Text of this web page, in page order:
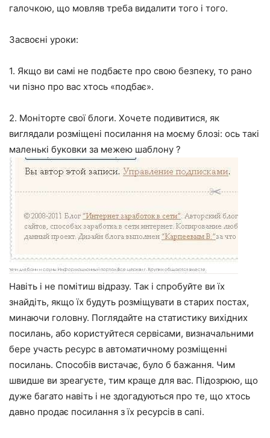
галочкою, що мовляв треба видалити того і того.
Засвоєні уроки:
1. Якщо ви самі не подбаєте про свою безпеку, то рано
чи пізно про вас хтось «подбає».
2. Моніторте свої блоги. Хочете подивитися, як
виглядали розміщені посилання на моєму блозі: ось такі
маленькі буковки за межею шаблону ?
Навіть і не помітиш відразу. Так і спробуйте ви їх
знайдіть, якщо їх будуть розміщувати в старих постах,
минаючи головну. Поглядайте на статистику вихідних
посилань, або користуйтеся сервісами, визначальними
бере участь ресурс в автоматичному розміщенні
посилань. Способів вистачає, було б бажання. Чим
швидше ви зреагуєте, тим краще для вас. Підозрюю, що
дуже багато навіть і не здогадуються про те, що хтось
давно продає посилання з їх ресурсів в сапі.